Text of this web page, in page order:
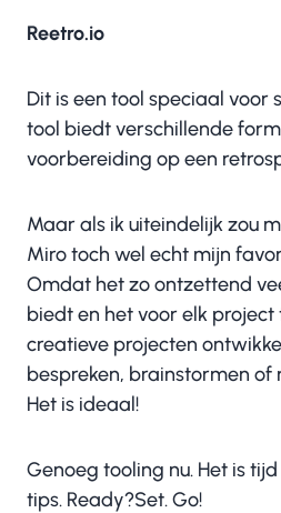
Reetro.io
Dit is een tool speciaal voor
tool biedt verschillende
voorbereiding op een
Maar als ik uiteindelijk zou
Miro toch wel echt mijn
Omdat het zo ontzettend
biedt en het voor elk
creatieve projecten
bespreken, brainstormen of
Het is ideaal!
Genoeg tooling nu. Het is
tips. Ready?Set. Go!